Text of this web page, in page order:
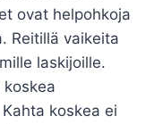
ovat helpohkoja
Reitillä vaikeita
laskijoille.
koskea
koskea ei